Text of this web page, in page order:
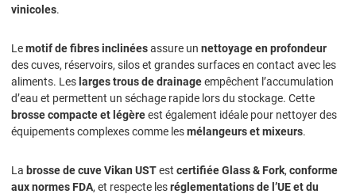
vinicoles.
Lemotif de fibres inclinéesassure un nettoyage en profondeur
des cuves, réservoirs, silos et grandes surfaces en contact avec les
aliments. Les larges trous de drainageempêchent l’accumulation
d’eau et permettent un séchage rapide lors du stockage. Cette
brosse compacte et légèreest également idéale pour nettoyer des
équipements complexes comme lesmélangeurs et mixeurs.
La brosse de cuve Vikan USTest certifiée Glass & Fork, conforme
aux normes FDA, et respecte lesréglementations de l’UE et du